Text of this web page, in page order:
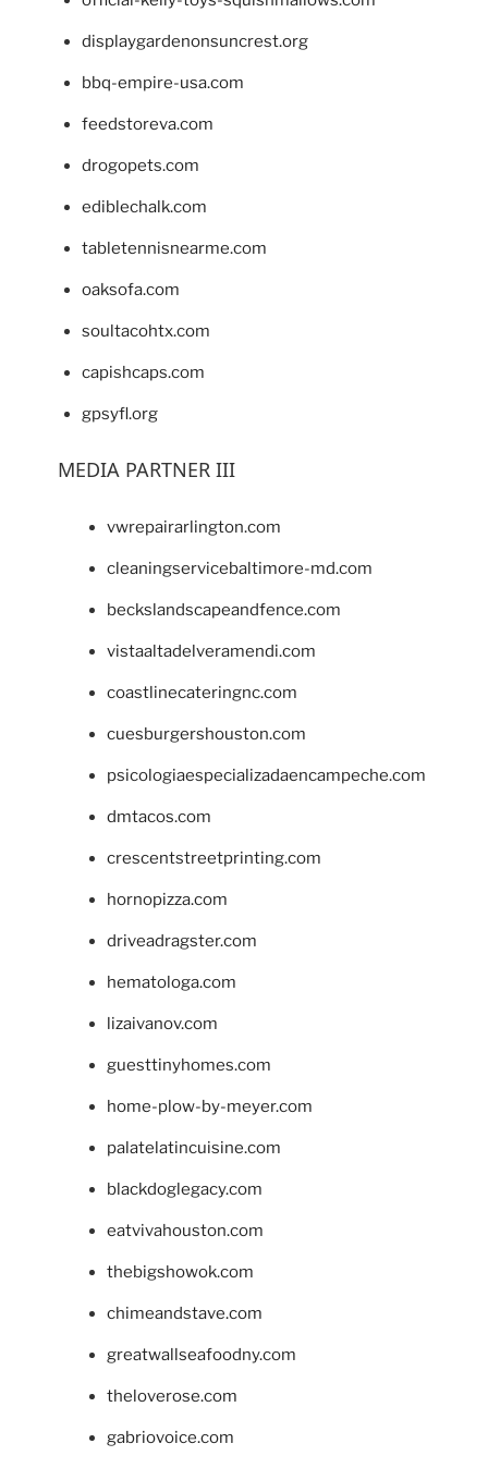
displaygardenonsuncrest.org
bbq-empire-usa.com
feedstoreva.com
drogopets.com
ediblechalk.com
tabletennisnearme.com
oaksofa.com
soultacohtx.com
capishcaps.com
gpsyfl.org
MEDIA PARTNER III
vwrepairarlington.com
cleaningservicebaltimore-md.com
beckslandscapeandfence.com
vistaaltadelveramendi.com
coastlinecateringnc.com
cuesburgershouston.com
psicologiaespecializadaencampeche.com
dmtacos.com
crescentstreetprinting.com
hornopizza.com
driveadragster.com
hematologa.com
lizaivanov.com
guesttinyhomes.com
home-plow-by-meyer.com
palatelatincuisine.com
blackdoglegacy.com
eatvivahouston.com
thebigshowok.com
chimeandstave.com
greatwallseafoodny.com
theloverose.com
gabriovoice.com